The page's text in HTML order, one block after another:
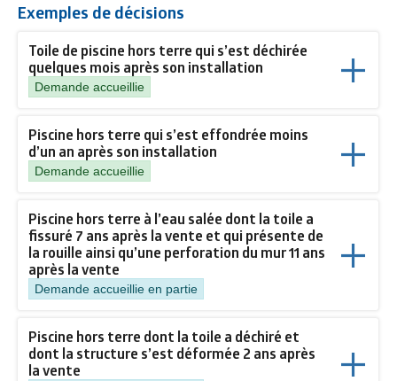
Exemples de décisions
Toile de piscine hors terre qui s’est déchirée
quelques mois après son installation
Demande accueillie
Piscine hors terre qui s’est effondrée moins
d’un an après son installation
Demande accueillie
Piscine hors terre à l’eau salée dont la toile a
fissuré 7 ans après la vente et qui présente de
la rouille ainsi qu’une perforation du mur 11 ans
après la vente
Demande accueillie en partie
Piscine hors terre dont la toile a déchiré et
dont la structure s’est déformée 2 ans après
la vente